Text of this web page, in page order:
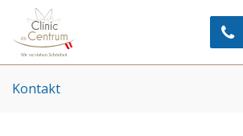
Clinic
Centrum
Kontakt